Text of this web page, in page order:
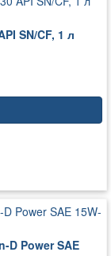
SN/CF, 1 л
D Power SAE